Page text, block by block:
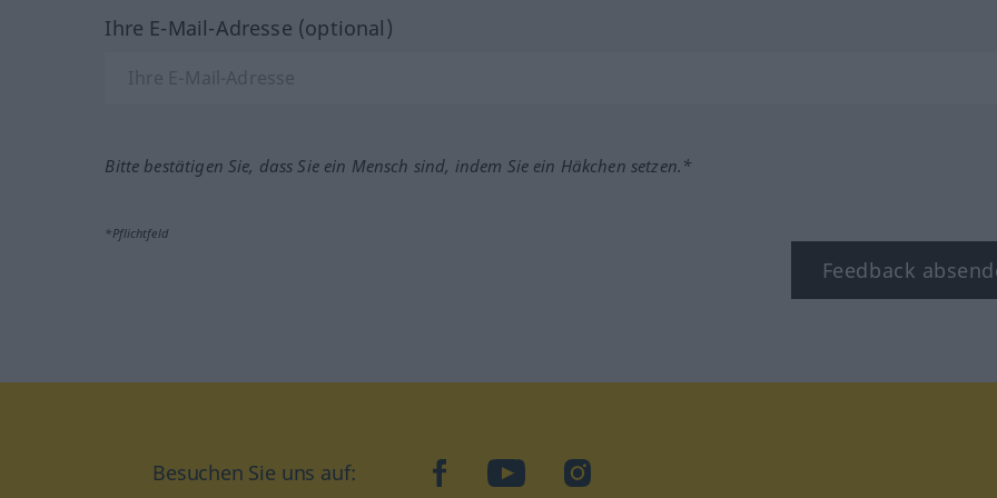
Ihre E-Mail-Adresse (optional)
Bitte bestätigen Sie, dass Sie ein Mensch sind, indem Sie ein Häkchen setzen.*
*Pflichtfeld
Feedback
Besuchen Sie uns auf: facebookYouTubeInstagram